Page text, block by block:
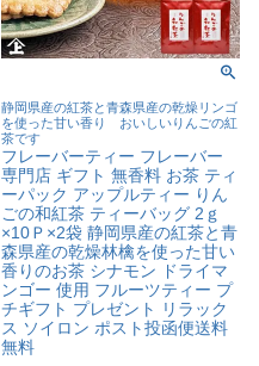
静岡県産の紅茶と青森県産の乾燥リンゴ
を使った甘い香り おいしいりんごの紅
茶です
フレーバーティー フレーバー
専門店 ギフト 無香料 お茶 ティ
ーパック アップルティー りん
ごの和紅茶 ティーバッグ 2ｇ
×10Ｐ×2袋 静岡県産の紅茶と青
森県産の乾燥林檎を使った甘い
香りのお茶 シナモン ドライマ
ンゴー 使用 フルーツティー プ
チギフト プレゼント リラック
ス ソイロン ポスト投函便送料
無料